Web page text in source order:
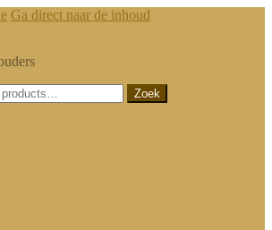
Ga direct naar de inhoud
Zoek